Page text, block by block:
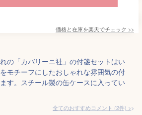
価格と在庫を楽天でチェック >>
の「カバリーニ社」の付箋セットはい
モチーフにしたおしゃれな雰囲気の付
す。スチール製の缶ケースに入ってい
全てのおすすめコメント (2件) >